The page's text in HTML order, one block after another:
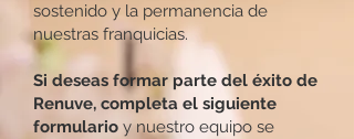
sostenido y la permanencia de
nuestras franquicias.
Si deseas formar parte del éxito de
Renuve, completa el siguiente
formulario y nuestro equipo se